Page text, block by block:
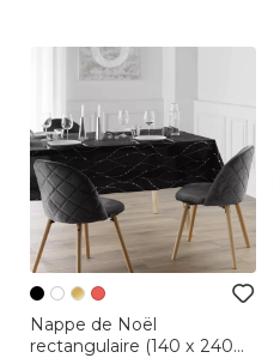
Nappe de Noël
rectangulaire (140 x 240